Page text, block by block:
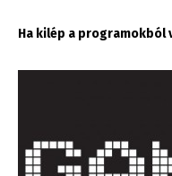
Ha kilép a programokból